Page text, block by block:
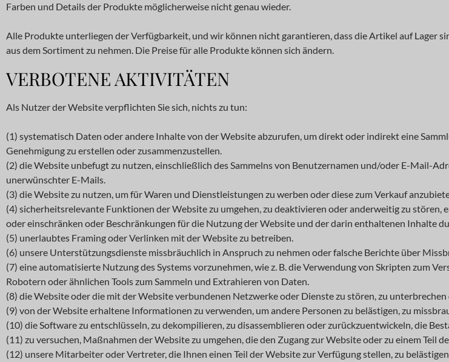
Farben und Details der Produkte möglicherweise nicht genau wieder.
Alle Produkte unterliegen der Verfügbarkeit, und wir können nicht garantieren, dass die Artikel auf Lager
aus dem Sortiment zu nehmen. Die Preise für alle Produkte können sich ändern.
VERBOTENE AKTIVITÄTEN
Als Nutzer der Website verpflichten Sie sich, nichts zu tun:
(1) systematisch Daten oder andere Inhalte von der Website abzurufen, um direkt oder indirekt eine
Genehmigung zu erstellen oder zusammenzustellen.
(2) die Website unbefugt zu nutzen, einschließlich des Sammelns von Benutzernamen und/oder E-Mail-
unerwünschter E-Mails.
(3) die Website zu nutzen, um für Waren und Dienstleistungen zu werben oder diese zum Verkauf
(4) sicherheitsrelevante Funktionen der Website zu umgehen, zu deaktivieren oder anderweitig zu
oder einschränken oder Beschränkungen für die Nutzung der Website und der darin enthaltenen Inhalte
(5) unerlaubtes Framing oder Verlinken mit der Website zu betreiben.
(6) unsere Unterstützungsdienste missbräuchlich in Anspruch zu nehmen oder falsche Berichte über
(7) eine automatisierte Nutzung des Systems vorzunehmen, wie z. B. die Verwendung von Skripten zum
Robotern oder ähnlichen Tools zum Sammeln und Extrahieren von Daten.
(8) die Website oder die mit der Website verbundenen Netzwerke oder Dienste zu stören, zu unterbrechen
(9) von der Website erhaltene Informationen zu verwenden, um andere Personen zu belästigen, zu
(10) die Software zu entschlüsseln, zu dekompilieren, zu disassemblieren oder zurückzuentwickeln, die
(11) zu versuchen, Maßnahmen der Website zu umgehen, die den Zugang zur Website oder zu einem Teil
(12) unsere Mitarbeiter oder Vertreter, die Ihnen einen Teil der Website zur Verfügung stellen, zu